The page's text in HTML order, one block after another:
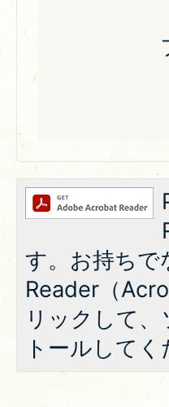
す。お持ちで
Reader（
リックして
トールしてく